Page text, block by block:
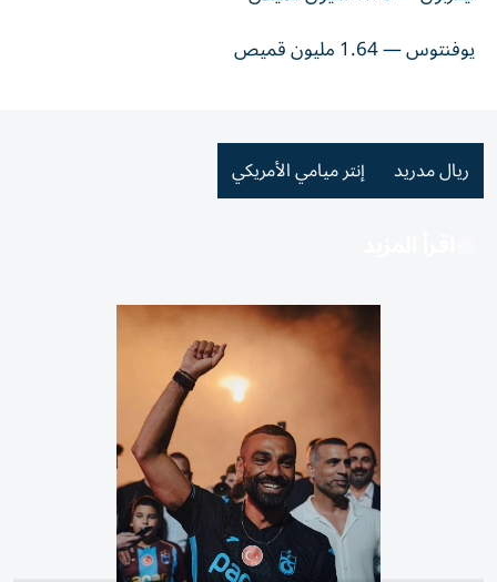
يوفنتوس — 1.64 مليون قميص
ريال مدريد إنتر ميامي الأمريكي